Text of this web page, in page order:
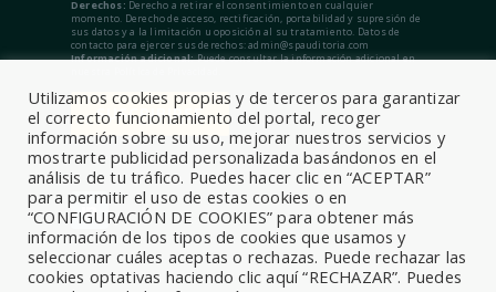
Derechos: Derecho a retirar el consentimiento en cualquier
momento. Derecho de acceso, rectificación, portabilidad y supresión de
sus datos y a la limitación u oposición al su tratamiento. Datos de
contacto para ejercer sus derechos: admin@spauditoria.com
Información adicional:Puede consultar la información adicional en
Utilizamos cookies propias y de terceros para garantizar
el correcto funcionamiento del portal, recoger
información sobre su uso, mejorar nuestros servicios y
mostrarte publicidad personalizada basándonos en el
análisis de tu tráfico. Puedes hacer clic en “ACEPTAR”
para permitir el uso de estas cookies o en
“CONFIGURACIÓN DE COOKIES” para obtener más
información de los tipos de cookies que usamos y
seleccionar cuáles aceptas o rechazas. Puede rechazar las
cookies optativas haciendo clic aquí “RECHAZAR”. Puedes